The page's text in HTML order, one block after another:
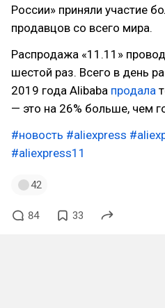
России» приняли участие
продавцов со всего мира.
Распродажа «11.11»
шестой раз. Всего в день
2019 года Alibaba продала
— это на 26% больше, чем
#новость #aliexpress
#aliexpress11
42
84 33